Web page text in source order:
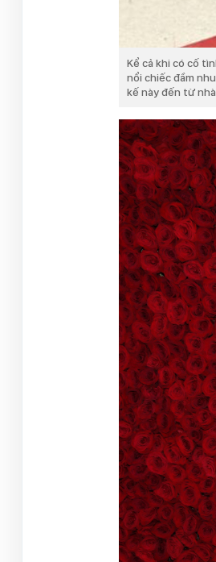
Kể cả khi có cố
nổi chiếc đầm
kế này đến từ nhà